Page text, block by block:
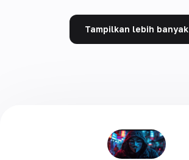
Tampilkan lebih banyak